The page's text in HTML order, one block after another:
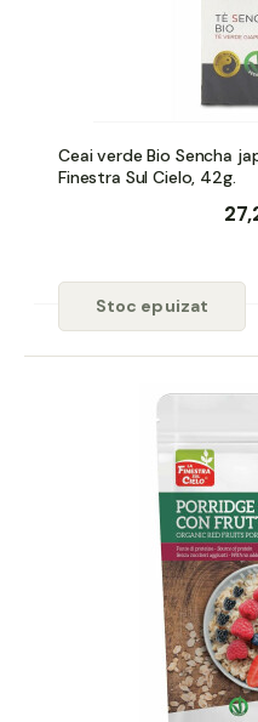
Ceai verde Bio Sencha
Finestra Sul Cielo, 42g.
Stoc epuizat